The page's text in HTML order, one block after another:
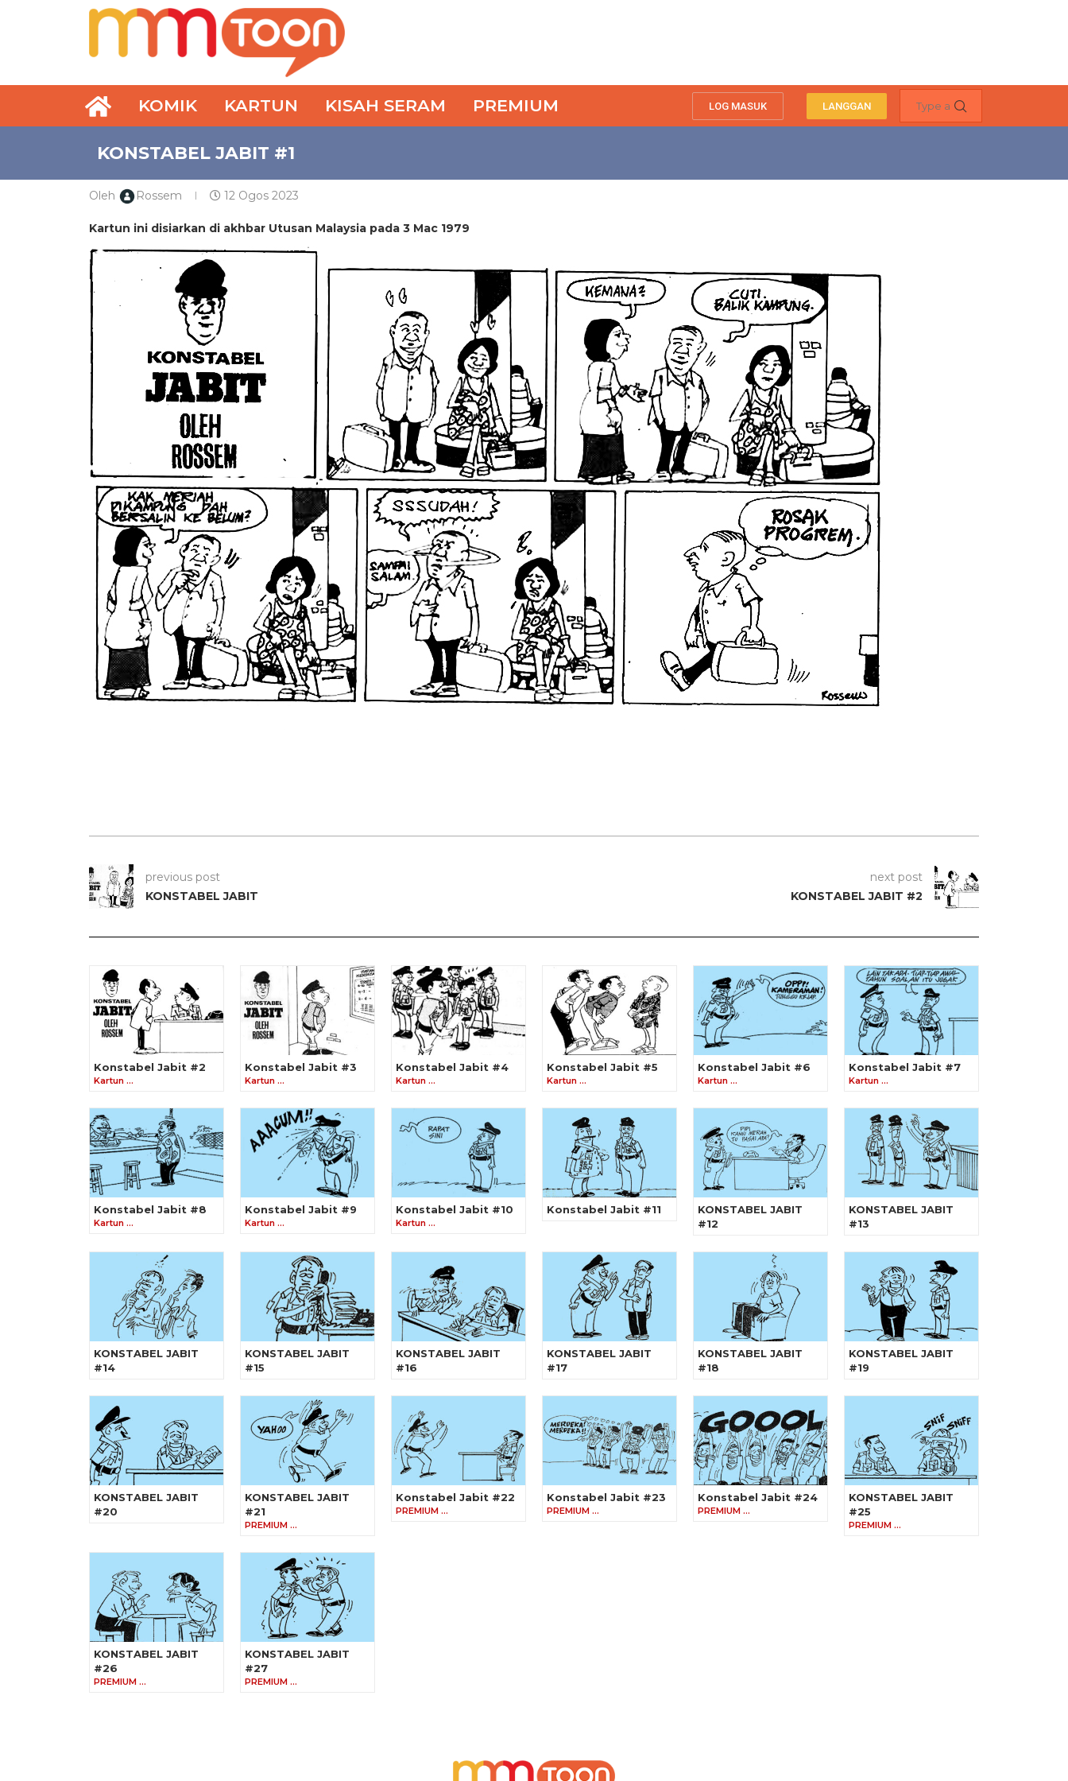
KOMIK KARTUN KISAH SERAM PREMIUM LOG MASUK LANGGAN
KONSTABEL JABIT #1
Oleh Rossem 12 Ogos 2023
Kartun ini disiarkan di akhbar Utusan Malaysia pada 3 Mac 1979
previous post
KONSTABEL JABIT
next post
KONSTABEL JABIT #2
Konstabel Jabit #2
Kartun …
Konstabel Jabit #3
Kartun …
Konstabel Jabit #4
Kartun …
Konstabel Jabit #5
Kartun …
Konstabel Jabit #6
Kartun …
Konstabel Jabit #7
Kartun …
Konstabel Jabit #8
Kartun …
Konstabel Jabit #9
Kartun …
Konstabel Jabit #10
Kartun …
Konstabel Jabit #11
KONSTABEL JABIT
#12
KONSTABEL JABIT
#13
KONSTABEL JABIT
#14
KONSTABEL JABIT
#15
KONSTABEL JABIT
#16
KONSTABEL JABIT
#17
KONSTABEL JABIT
#18
KONSTABEL JABIT
#19
KONSTABEL JABIT
#20
KONSTABEL JABIT
#21
PREMIUM …
Konstabel Jabit #22
PREMIUM …
Konstabel Jabit #23
PREMIUM …
Konstabel Jabit #24
PREMIUM …
KONSTABEL JABIT
#25
PREMIUM …
KONSTABEL JABIT
#26
PREMIUM …
KONSTABEL JABIT
#27
PREMIUM …